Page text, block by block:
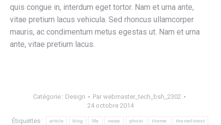
quis congue in, interdum eget tortor. Nam et urna ante,
vitae pretium lacus vehicula. Sed rhoncus ullamcorper
mauris, ac condimentum metus egestas ut. Nam et urna
ante, vitae pretium lacus.
Catégorie : Design Par webmaster_tech_bsh_2302
24 octobre 2014
Étiquettes : article blog life news photo theme themeforest